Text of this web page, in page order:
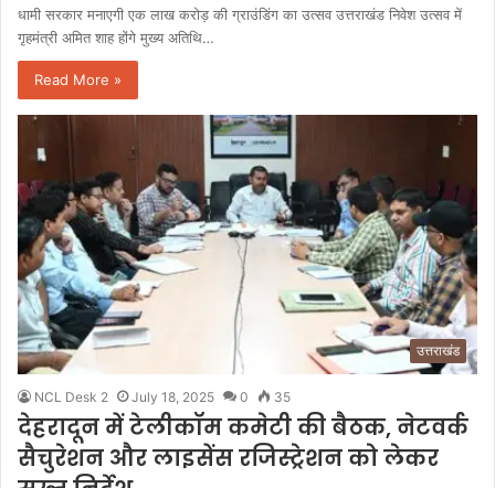
धामी सरकार मनाएगी एक लाख करोड़ की ग्राउंडिंग का उत्सव उत्तराखंड निवेश उत्सव में
गृहमंत्री अमित शाह होंगे मुख्य अतिथि…
Read More »
उत्तराखंड
NCL Desk 2 July 18, 2025 0 35
देहरादून में टेलीकॉम कमेटी की बैठक, नेटवर्क
सैचुरेशन और लाइसेंस रजिस्ट्रेशन को लेकर